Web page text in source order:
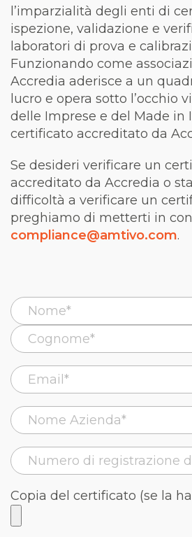
l’imparzialità degli enti di
ispezione, validazione e
laboratori di prova e
Funzionando come
Accredia aderisce a un
lucro e opera sotto l’occhio
delle Imprese e del Made in
certificato accreditato da
Se desideri verificare un
accreditato da Accredia o
difficoltà a verificare un
preghiamo di metterti in
compliance@amtivo.com.
Copia del certificato (se la